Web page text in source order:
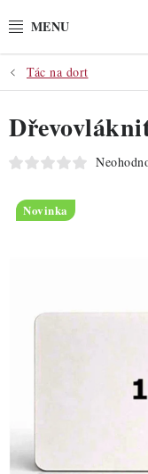
na
POTŘEBY
POMŮCKY
SUROVINY
DEKORACE
DO KUCHYNĚ
Tác na dort
Novinka